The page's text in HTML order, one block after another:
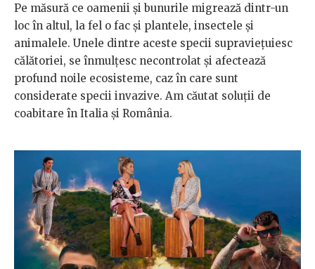
Pe măsură ce oamenii și bunurile migrează dintr-un
loc în altul, la fel o fac și plantele, insectele și
animalele. Unele dintre aceste specii supraviețuiesc
călătoriei, se înmulțesc necontrolat și afectează
profund noile ecosisteme, caz în care sunt
considerate specii invazive. Am căutat soluții de
coabitare în Italia și România.